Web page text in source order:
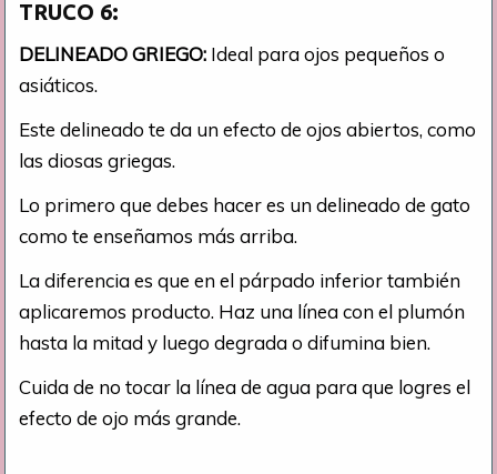
TRUCO 6:
DELINEADO GRIEGO: Ideal para ojos pequeños o
asiáticos.
Este delineado te da un efecto de ojos abiertos, como
las diosas griegas.
Lo primero que debes hacer es un delineado de gato
como te enseñamos más arriba.
La diferencia es que en el párpado inferior también
aplicaremos producto. Haz una línea con el plumón
hasta la mitad y luego degrada o difumina bien.
Cuida de no tocar la línea de agua para que logres el
efecto de ojo más grande.